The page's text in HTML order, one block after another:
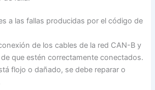
a las fallas producidas por el código de
de los cables de la red CAN-B y
que estén correctamente conectados.
flojo o dañado, se debe reparar o